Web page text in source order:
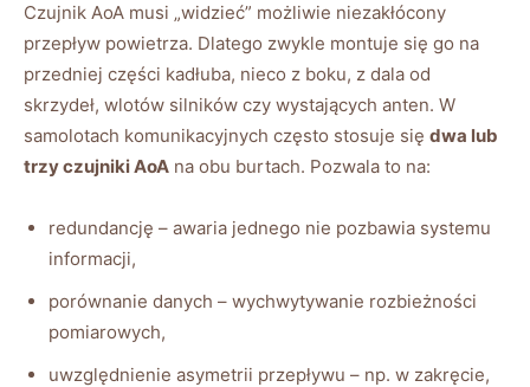
Czujnik AoA musi „widzieć” możliwie niezakłócony
przepływ powietrza. Dlatego zwykle montuje się go na
przedniej części kadłuba, nieco z boku, z dala od
skrzydeł, wlotów silników czy wystających anten. W
samolotach komunikacyjnych często stosuje się dwa lub
trzy czujniki AoA na obu burtach. Pozwala to na:
redundancję – awaria jednego nie pozbawia systemu
informacji,
porównanie danych – wychwytywanie rozbieżności
pomiarowych,
uwzględnienie asymetrii przepływu – np. w zakręcie,